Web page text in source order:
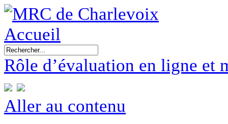
Accueil
Rôle d’évaluation en ligne et
Aller au contenu